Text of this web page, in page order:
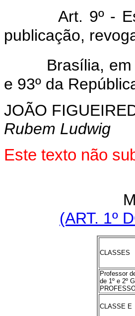
Art. 9º -
publicação,
Brasília,
e 93º da
JOÃO
Rubem Ludwig
Este texto não
(ART. 1º
CLASSES
Professor
de 1º e 2º
CLASSE E